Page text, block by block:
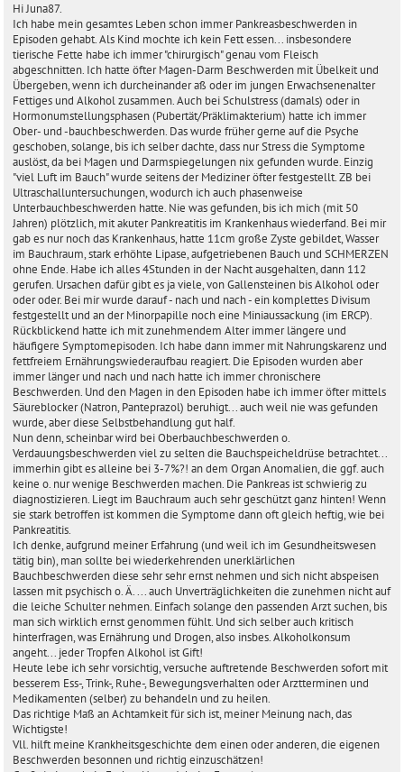
i
t
r
a
g
Hi Juna87.
Ich habe mein gesamtes Leben schon immer Pankreasbeschwerden in
Episoden gehabt. Als Kind mochte ich kein Fett essen... insbesondere
tierische Fette habe ich immer "chirurgisch" genau vom Fleisch
abgeschnitten. Ich hatte öfter Magen-Darm Beschwerden mit Übelkeit und
Übergeben, wenn ich durcheinander aß oder im jungen Erwachsenenalter
Fettiges und Alkohol zusammen. Auch bei Schulstress (damals) oder in
Hormonumstellungsphasen (Pubertät/Präklimakterium) hatte ich immer
Ober- und -bauchbeschwerden. Das wurde früher gerne auf die Psyche
geschoben, solange, bis ich selber dachte, dass nur Stress die Symptome
auslöst, da bei Magen und Darmspiegelungen nix gefunden wurde. Einzig
"viel Luft im Bauch" wurde seitens der Mediziner öfter festgestellt. ZB bei
Ultraschalluntersuchungen, wodurch ich auch phasenweise
Unterbauchbeschwerden hatte. Nie was gefunden, bis ich mich (mit 50
Jahren) plötzlich, mit akuter Pankreatitis im Krankenhaus wiederfand. Bei mir
gab es nur noch das Krankenhaus, hatte 11cm große Zyste gebildet, Wasser
im Bauchraum, stark erhöhte Lipase, aufgetriebenen Bauch und SCHMERZEN
ohne Ende. Habe ich alles 4Stunden in der Nacht ausgehalten, dann 112
gerufen. Ursachen dafür gibt es ja viele, von Gallensteinen bis Alkohol oder
oder oder. Bei mir wurde darauf - nach und nach - ein komplettes Divisum
festgestellt und an der Minorpapille noch eine Miniaussackung (im ERCP).
Rückblickend hatte ich mit zunehmendem Alter immer längere und
häufigere Symptomepisoden. Ich habe dann immer mit Nahrungskarenz und
fettfreiem Ernährungswiederaufbau reagiert. Die Episoden wurden aber
immer länger und nach und nach hatte ich immer chronischere
Beschwerden. Und den Magen in den Episoden habe ich immer öfter mittels
Säureblocker (Natron, Panteprazol) beruhigt... auch weil nie was gefunden
wurde, aber diese Selbstbehandlung gut half.
Nun denn, scheinbar wird bei Oberbauchbeschwerden o.
Verdauungsbeschwerden viel zu selten die Bauchspeicheldrüse betrachtet...
immerhin gibt es alleine bei 3-7%?! an dem Organ Anomalien, die ggf. auch
keine o. nur wenige Beschwerden machen. Die Pankreas ist schwierig zu
diagnostizieren. Liegt im Bauchraum auch sehr geschützt ganz hinten! Wenn
sie stark betroffen ist kommen die Symptome dann oft gleich heftig, wie bei
Pankreatitis.
Ich denke, aufgrund meiner Erfahrung (und weil ich im Gesundheitswesen
tätig bin), man sollte bei wiederkehrenden unerklärlichen
Bauchbeschwerden diese sehr sehr ernst nehmen und sich nicht abspeisen
lassen mit psychisch o. Ä. ... auch Unverträglichkeiten die zunehmen nicht auf
die leiche Schulter nehmen. Einfach solange den passenden Arzt suchen, bis
man sich wirklich ernst genommen fühlt. Und sich selber auch kritisch
hinterfragen, was Ernährung und Drogen, also insbes. Alkoholkonsum
angeht... jeder Tropfen Alkohol ist Gift!
Heute lebe ich sehr vorsichtig, versuche auftretende Beschwerden sofort mit
besserem Ess-, Trink-, Ruhe-, Bewegungsverhalten oder Arztterminen und
Medikamenten (selber) zu behandeln und zu heilen.
Das richtige Maß an Achtamkeit für sich ist, meiner Meinung nach, das
Wichtigste!
Vll. hilft meine Krankheitsgeschichte dem einen oder anderen, die eigenen
Beschwerden besonnen und richtig einzuschätzen!